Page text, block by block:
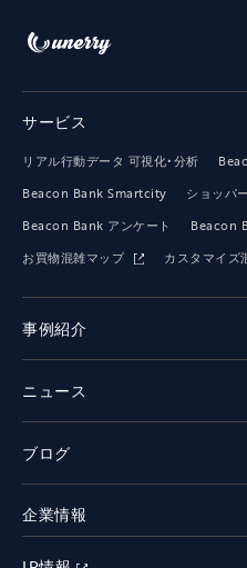
サービス
リアル行動データ 可視化・分析
Beacon Bank Smartcity
ショッパ
Beacon Bank アンケート
Beacon
お買物混雑マップ
カスタマイズ
事例紹介
ニュース
ブログ
企業情報